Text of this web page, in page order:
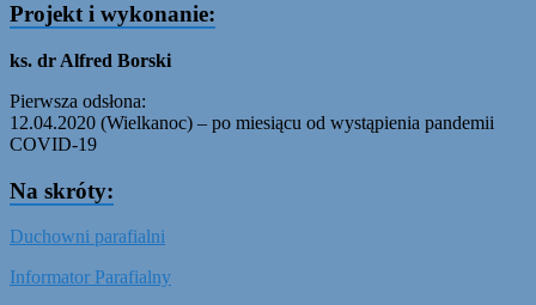
Projekt i wykonanie:
ks. dr Alfred Borski
Pierwsza odsłona:
12.04.2020 (Wielkanoc) – po miesiącu od wystąpienia pandemii
COVID-19
Na skróty:
Duchowni parafialni
Informator Parafialny